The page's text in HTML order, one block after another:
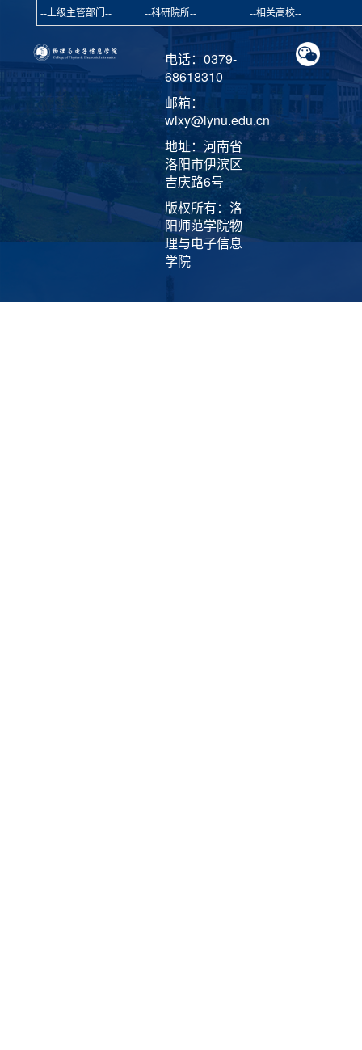
电话：0379-
68618310
邮箱：
wlxy@lynu.edu.cn
地址：河南省
洛阳市伊滨区
吉庆路6号
版权所有：洛
阳师范学院物
理与电子信息
学院